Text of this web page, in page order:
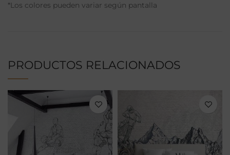
*Los colores pueden variar según pantalla
PRODUCTOS RELACIONADOS